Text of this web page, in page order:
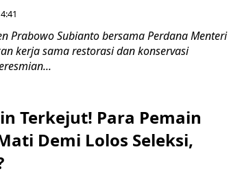
Prabowo Subianto bersama Perdana Menteri
kerja sama restorasi dan konservasi
Terkejut! Para Pemain
Demi Lolos Seleksi,